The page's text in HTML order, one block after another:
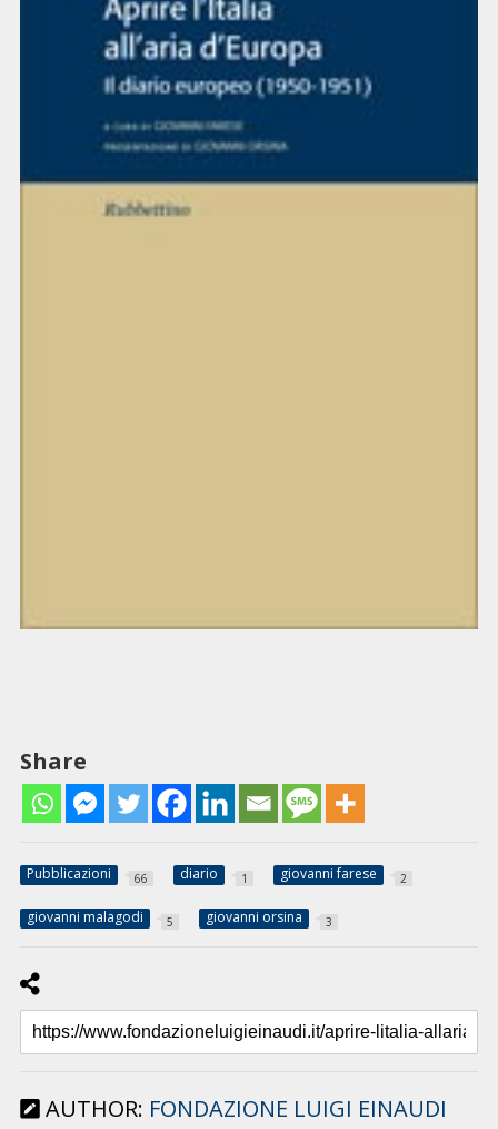
Share
Pubblicazioni 66 diario 1 giovanni farese 2
giovanni malagodi 5 giovanni orsina 3
AUTHOR: FONDAZIONE LUIGI EINAUDI